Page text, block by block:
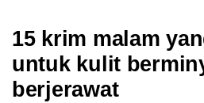
15 krim malam
untuk kulit
berjerawat